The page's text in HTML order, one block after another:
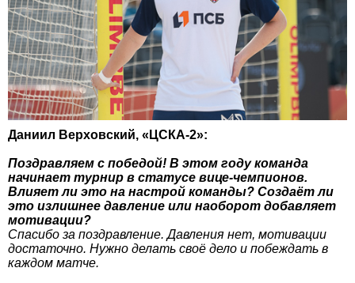
Даниил Верховский, «ЦСКА-2»:
Поздравляем с победой! В этом году команда
начинает турнир в статусе вице-чемпионов.
Влияет ли это на настрой команды? Создаёт ли
это излишнее давление или наоборот добавляет
мотивации?
Спасибо за поздравление. Давления нет, мотивации
достаточно. Нужно делать своё дело и побеждать в
каждом матче.